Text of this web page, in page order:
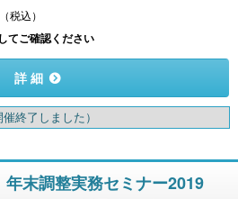
税込）
してご確認ください
詳 細
終了しました）
年末調整実務セミナー2019